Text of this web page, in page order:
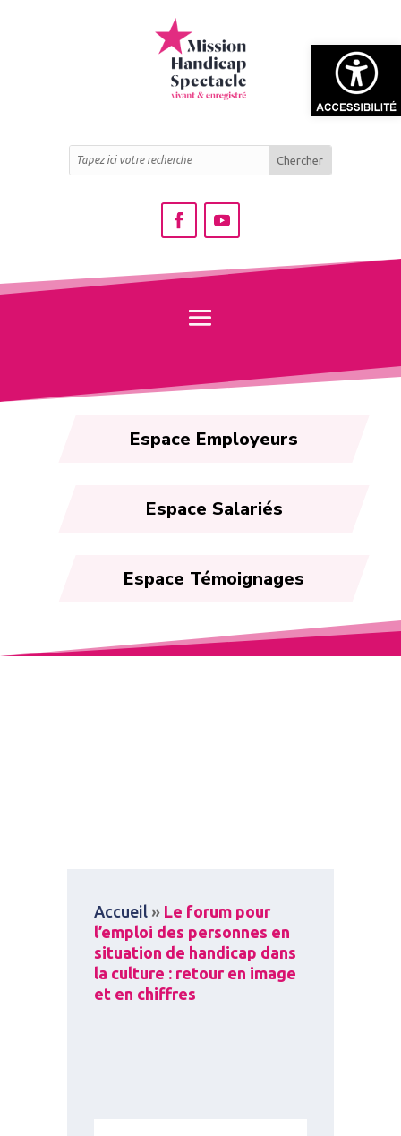
Ouvrir la
Espace Employeurs
Espace Salariés
Espace Témoignages
Accueil» Le forum pour
l’emploi des personnes en
situation de handicap dans
la culture : retour en image
et en chiffres